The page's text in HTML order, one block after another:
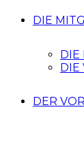
DIE
DIE
DIE
DER